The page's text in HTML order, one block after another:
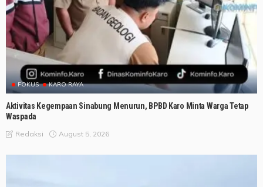
FOKUS KARO RAYA
Aktivitas Kegempaan Sinabung Menurun, BPBD Karo Minta Warga Tetap
Waspada
Redaksi August 5, 2026